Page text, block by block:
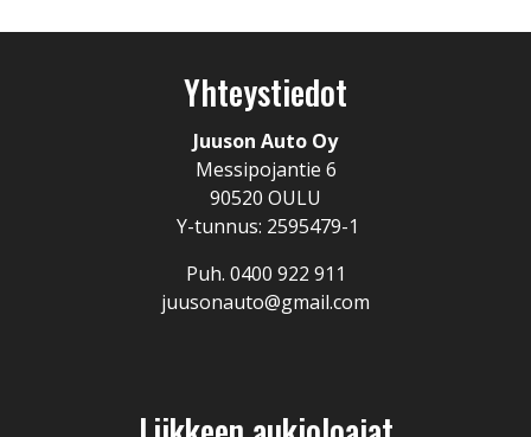
Yhteystiedot
Juuson Auto Oy
Messipojantie 6
90520 OULU
Y-tunnus: 2595479-1
Puh. 0400 922 911
juusonauto@gmail.com